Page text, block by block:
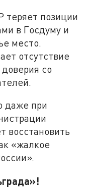
позиции
в Госдуму и
место.
отсутствие
со
даже при
восстановить
«жалкое